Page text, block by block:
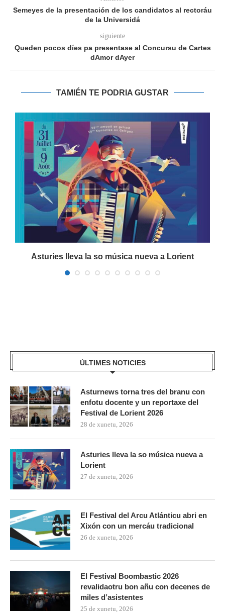
Semeyes de la presentación de los candidatos al rectoráu
de la Universidá
siguiente
Queden pocos díes pa presentase al Concursu de Cartes
dAmor dAyer
TAMIÉN TE PODRIA GUSTAR
Asturies lleva la so música nueva a Lorient
ÚLTIMES NOTICIES
Asturnews torna tres del branu con
enfotu docente y un reportaxe del
Festival de Lorient 2026
28 de xunetu, 2026
Asturies lleva la so música nueva a
Lorient
27 de xunetu, 2026
El Festival del Arcu Atlánticu abri en
Xixón con un mercáu tradicional
26 de xunetu, 2026
El Festival Boombastic 2026
revalidaotru bon añu con decenes de
miles d’asistentes
25 de xunetu, 2026